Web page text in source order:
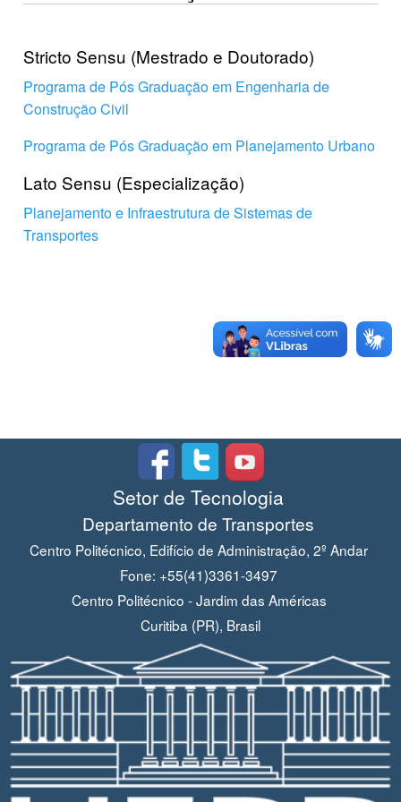
Stricto Sensu (Mestrado e Doutorado)
Programa de Pós Graduação em Engenharia de
Construção Civil
Programa de Pós Graduação em Planejamento Urbano
Lato Sensu (Especialização)
Planejamento e Infraestrutura de Sistemas de
Transportes
Setor de Tecnologia
Departamento de Transportes
Centro Politécnico, Edifício de Administração, 2º Andar
Fone: +55(41)3361-3497
Centro Politécnico - Jardim das Américas
Curitiba (PR), Brasil